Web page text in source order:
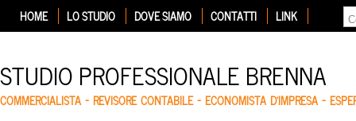
HOME LO STUDIO DOVE SIAMO CONTATTI LINK
STUDIO PROFESSIONALE BRENNA
COMMERCIALISTA – REVISORE CONTABILE – ECONOMISTA D'IMPRESA –